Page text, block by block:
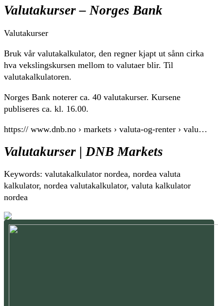
Valutakurser – Norges Bank
Valutakurser
Bruk vår valutakalkulator, den regner kjapt ut sånn cirka
hva vekslingskursen mellom to valutaer blir. Til
valutakalkulatoren.
Norges Bank noterer ca. 40 valutakurser. Kursene
publiseres ca. kl. 16.00.
https:// www.dnb.no › markets › valuta-og-renter › valu…
Valutakurser | DNB Markets
Keywords: valutakalkulator nordea, nordea valuta
kalkulator, nordea valutakalkulator, valuta kalkulator
nordea